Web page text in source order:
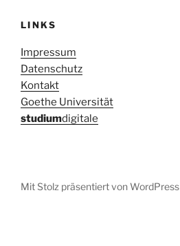
LINKS
Impressum
Datenschutz
Kontakt
Goethe Universität
studiumdigitale
Mit Stolz präsentiert von WordPress